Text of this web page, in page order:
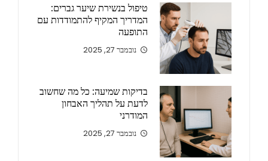
טיפול בנשירת שיער גברים:
המדריך המקיף להתמודדות עם
התופעה
נובמבר 27, 2025
בדיקות שמיעה: כל מה שחשוב
לדעת על תהליך האבחון
המודרני
נובמבר 27, 2025